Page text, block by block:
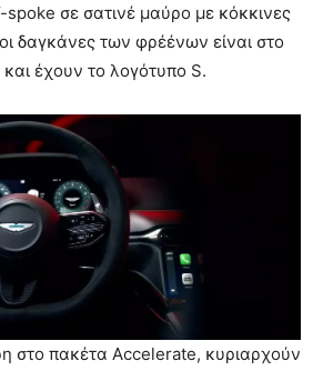
spoke σε σατινέ μαύρο με κόκκινες
δαγκάνες των φρέένων είναι στο
έχουν το λογότυπο S.
στο πακέτα Accelerate, κυριαρχούν